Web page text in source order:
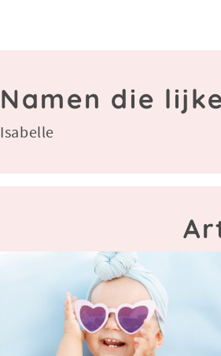
Namen die
Isabelle